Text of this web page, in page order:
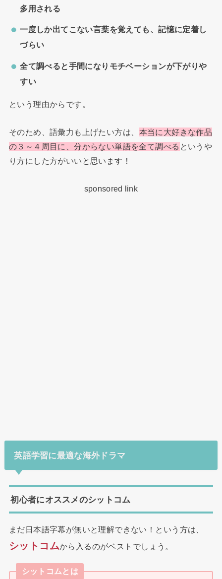
多用される
一度しか出てこない言葉を覚えても、記憶に定着し
づらい
全て調べると手間になりモチベーションが下がりや
すい
という理由からです。
そのため、語彙力も上げたい方は、 本当に大好きな作品
の３～４周目に、分からない単語を全て調べる というや
り方にした方がいいと思います！
sponsored link
英語学習に最適な海外ドラマ
初心者にオススメのシットコム
まだ日本語字幕が無いと理解できない！という方は、
シットコムから入るのがベストでしょう。
シットコムとは